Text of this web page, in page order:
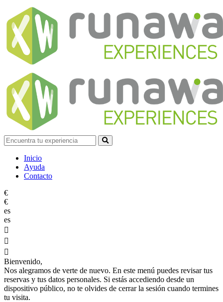
Inicio
Ayuda
Contacto
€
€
es
es



Bienvenido,
Nos alegramos de verte de nuevo. En este menú puedes revisar tus
reservas y tus datos personales. Si estás accediendo desde un
dispositivo público, no te olvides de cerrar la sesión cuando termines
tu visita.